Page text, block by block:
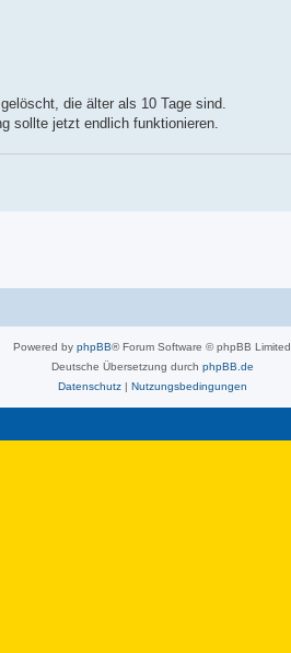
die älter als 10 Tage sind.
sollte jetzt endlich funktionieren.
Powered by phpBB® Forum Software © phpBB Limited
Deutsche Übersetzung durch phpBB.de
Datenschutz| Nutzungsbedingungen